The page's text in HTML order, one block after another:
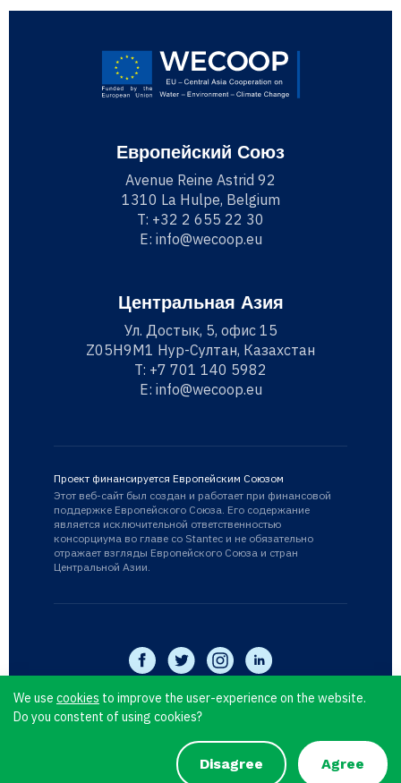
We use cookies to improve the user-experience on the website.
Do you constent of using cookies?
Disagree Agree
Европейский Союз
Avenue Reine Astrid 92
1310 La Hulpe, Belgium
T: +32 2 655 22 30
E: info@wecoop.eu
Центральная Азия
Ул. Достык, 5, офис 15
Z05H9M1 Нур-Султан, Казахстан
T: +7 701 140 5982
E: info@wecoop.eu
Проект финансируется Европейским Союзом
Этот веб-сайт был создан и работает при финансовой
поддержке Европейского Союза. Его содержание
является исключительной ответственностью
консорциума во главе со Stantec и не обязательно
отражает взгляды Европейского Союза и стран
Центральной Азии.
WECOOP © 2026
Privacy Policy